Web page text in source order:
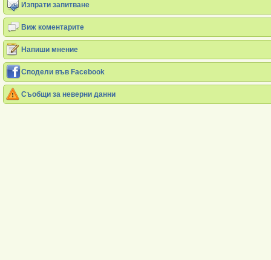
Изпрати запитване
Виж коментарите
Напиши мнение
Сподели във Facebook
Съобщи за неверни данни